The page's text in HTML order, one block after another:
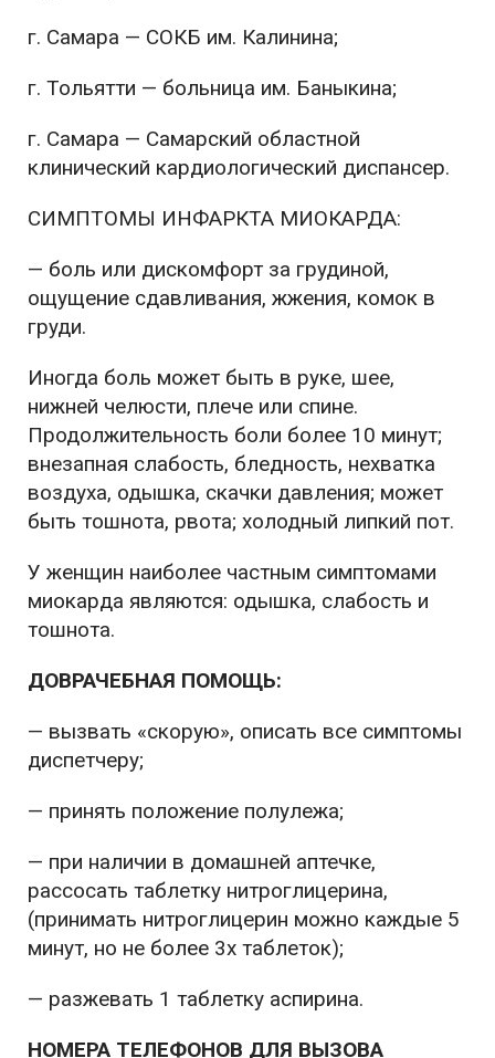
г. Самара — СОКБ им. Калинина;
г. Тольятти — больница им. Баныкина;
г. Самара — Самарский областной
клинический кардиологический диспансер.
СИМПТОМЫ ИНФАРКТА МИОКАРДА:
— боль или дискомфорт за грудиной,
ощущение сдавливания, жжения, комок в
груди.
Иногда боль может быть в руке, шее,
нижней челюсти, плече или спине.
Продолжительность боли более 10 минут;
внезапная слабость, бледность, нехватка
воздуха, одышка, скачки давления; может
быть тошнота, рвота; холодный липкий пот.
У женщин наиболее частным симптомами
миокарда являются: одышка, слабость и
тошнота.
ДОВРАЧЕБНАЯ ПОМОЩЬ:
— вызвать «скорую», описать все симптомы
диспетчеру;
— принять положение полулежа;
— при наличии в домашней аптечке,
рассосать таблетку нитроглицерина,
(принимать нитроглицерин можно каждые 5
минут, но не более 3х таблеток);
— разжевать 1 таблетку аспирина.
НОМЕРА ТЕЛЕФОНОВ ДЛЯ ВЫЗОВА